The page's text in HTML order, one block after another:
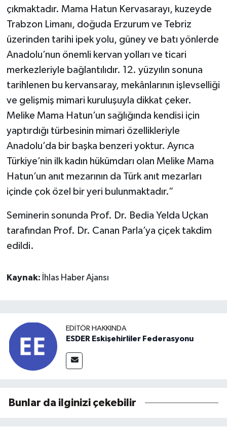
çıkmaktadır. Mama Hatun Kervasarayı, kuzeyde
Trabzon Limanı, doğuda Erzurum ve Tebriz
üzerinden tarihi ipek yolu, güney ve batı yönlerde
Anadolu’nun önemli kervan yolları ve ticari
merkezleriyle bağlantılıdır. 12. yüzyılın sonuna
tarihlenen bu kervansaray, mekânlarının işlevselliği
ve gelişmiş mimari kuruluşuyla dikkat çeker.
Melike Mama Hatun’un sağlığında kendisi için
yaptırdığı türbesinin mimari özellikleriyle
Anadolu’da bir başka benzeri yoktur. Ayrıca
Türkiye’nin ilk kadın hükümdarı olan Melike Mama
Hatun’un anıt mezarının da Türk anıt mezarları
içinde çok özel bir yeri bulunmaktadır.”
Seminerin sonunda Prof. Dr. Bedia Yelda Uçkan
tarafından Prof. Dr. Canan Parla’ya çiçek takdim
edildi.
Kaynak: İhlas Haber Ajansı
EDITÖR HAKKINDA
ESDER Eskişehirliler Federasyonu
Bunlar da ilginizi çekebilir